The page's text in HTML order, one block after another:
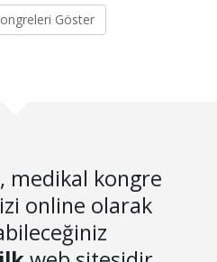
Göster
, medikal kongre
online olarak